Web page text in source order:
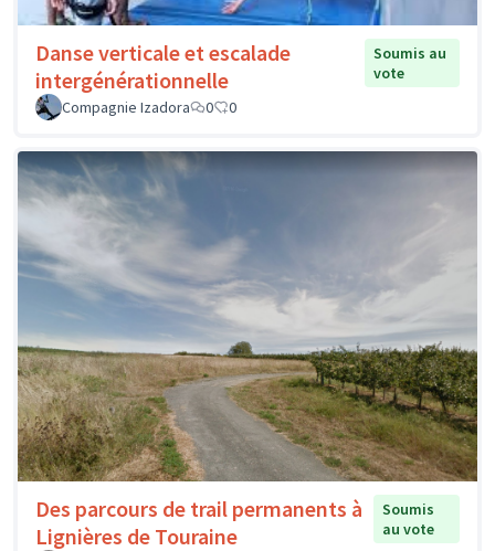
Danse verticale et escalade
intergénérationnelle
Soumis au
vote
Compagnie Izadora
0 0
Des parcours de trail permanents à
Lignières de Touraine
Soumis
au vote